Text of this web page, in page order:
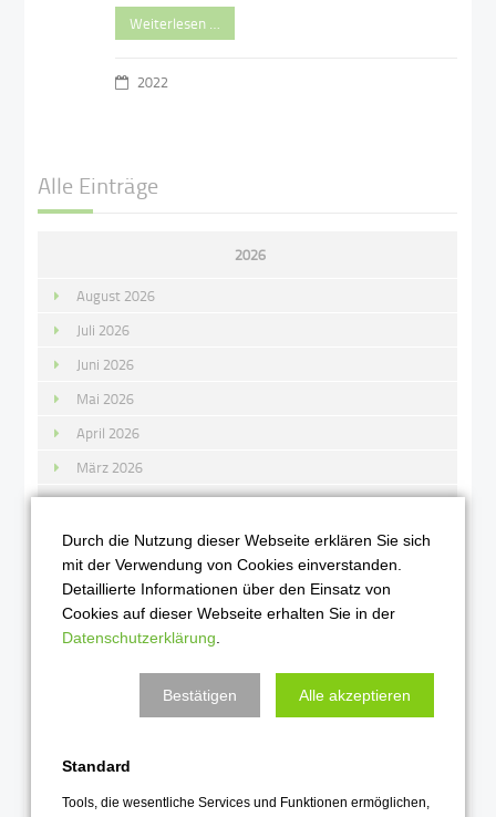
Weiterlesen …
2022
Alle Einträge
2026
August 2026
Juli 2026
Juni 2026
Mai 2026
April 2026
März 2026
Februar 2026
Januar 2026
2025
Dezember 2025
August 2025
Juli 2025
Durch die Nutzung dieser Webseite erklären Sie sich
mit der Verwendung von Cookies einverstanden.
Detaillierte Informationen über den Einsatz von
Cookies auf dieser Webseite erhalten Sie in der
Datenschutzerklärung
Bestätigen Alle akzeptieren
Standard
Tools, die wesentliche Services und Funktionen ermöglichen,